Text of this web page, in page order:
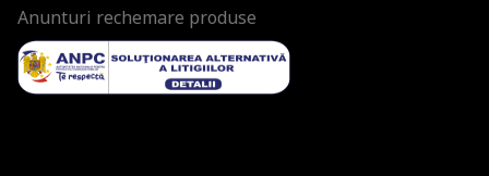
Anunturi rechemare produse